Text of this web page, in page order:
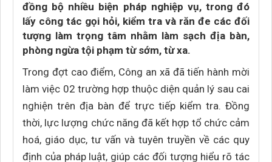
đồng bộ nhiều biện pháp nghiệp vụ, trong đó
lấy công tác gọi hỏi, kiểm tra và răn đe các đối
tượng làm trọng tâm nhằm làm sạch địa bàn,
phòng ngừa tội phạm từ sớm, từ xa.
Trong đợt cao điểm, Công an xã đã tiến hành mời
làm việc 02 trường hợp thuộc diện quản lý sau cai
nghiện trên địa bàn để trực tiếp kiểm tra. Đồng
thời, lực lượng chức năng đã kết hợp tổ chức cảm
hoá, giáo dục, tư vấn và tuyên truyền về các quy
định của pháp luật, giúp các đối tượng hiểu rõ tác